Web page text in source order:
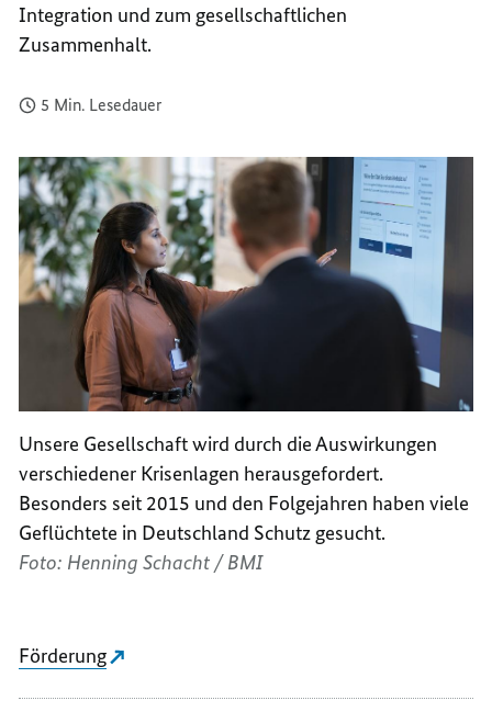
Integration und zum gesellschaftlichen
Zusammenhalt.
5 Min. Lesedauer
Unsere Gesellschaft wird durch die Auswirkungen
verschiedener Krisenlagen herausgefordert.
Besonders seit 2015 und den Folgejahren haben viele
Geflüchtete in Deutschland Schutz gesucht.
Foto: Henning Schacht / BMI
Förderung